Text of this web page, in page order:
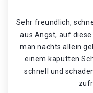
Sehr freundlich,
aus Angst, auf
man nachts allein
einem kaputten
schnell und